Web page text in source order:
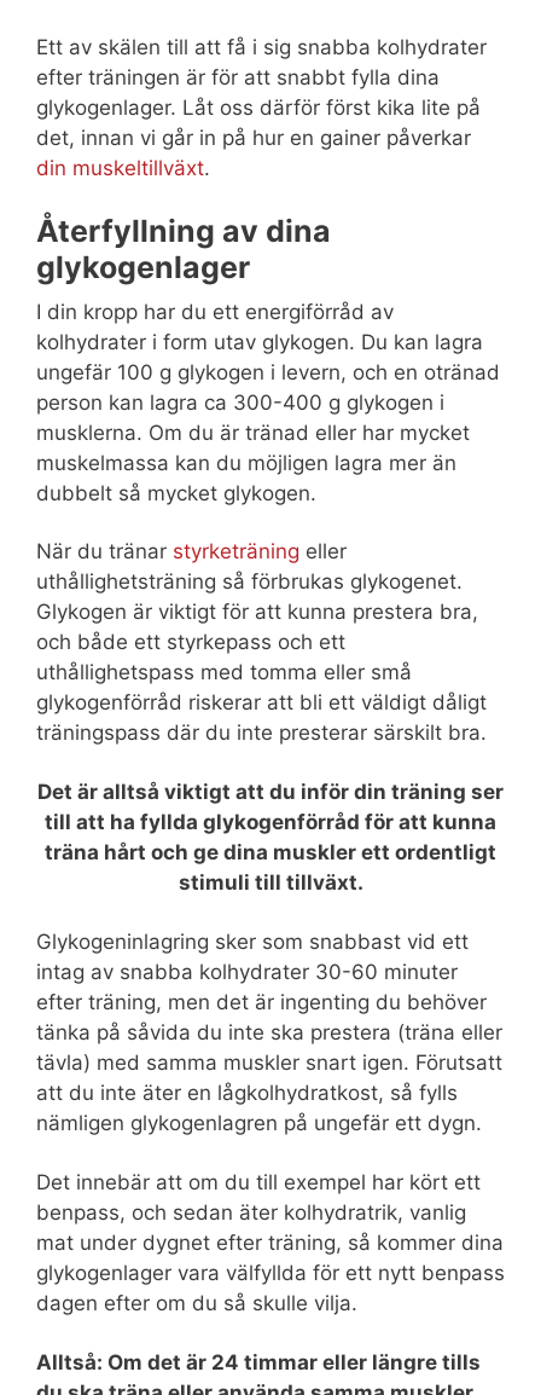
Ett av skälen till att få i sig snabba kolhydrater
efter träningen är för att snabbt fylla dina
glykogenlager. Låt oss därför först kika lite på
det, innan vi går in på hur en gainer påverkar
din muskeltillväxt.
Återfyllning av dina
glykogenlager
I din kropp har du ett energiförråd av
kolhydrater i form utav glykogen. Du kan lagra
ungefär 100 g glykogen i levern, och en otränad
person kan lagra ca 300-400 g glykogen i
musklerna. Om du är tränad eller har mycket
muskelmassa kan du möjligen lagra mer än
dubbelt så mycket glykogen.
När du tränar styrketräning eller
uthållighetsträning så förbrukas glykogenet.
Glykogen är viktigt för att kunna prestera bra,
och både ett styrkepass och ett
uthållighetspass med tomma eller små
glykogenförråd riskerar att bli ett väldigt dåligt
träningspass där du inte presterar särskilt bra.
Det är alltså viktigt att du inför din träning ser
till att ha fyllda glykogenförråd för att kunna
träna hårt och ge dina muskler ett ordentligt
stimuli till tillväxt.
Glykogeninlagring sker som snabbast vid ett
intag av snabba kolhydrater 30-60 minuter
efter träning, men det är ingenting du behöver
tänka på såvida du inte ska prestera (träna eller
tävla) med samma muskler snart igen. Förutsatt
att du inte äter en lågkolhydratkost, så fylls
nämligen glykogenlagren på ungefär ett dygn.
Det innebär att om du till exempel har kört ett
benpass, och sedan äter kolhydratrik, vanlig
mat under dygnet efter träning, så kommer dina
glykogenlager vara välfyllda för ett nytt benpass
dagen efter om du så skulle vilja.
Alltså: Om det är 24 timmar eller längre tills